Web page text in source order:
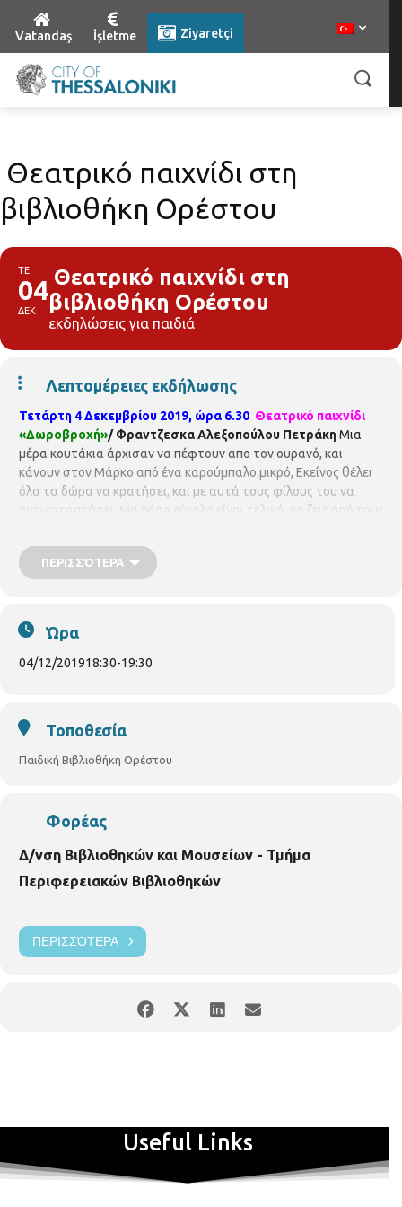
Vatandaş İşletme Ziyaretçi
Θεατρικό παιχνίδι στη
βιβλιοθήκη Ορέστου
ΤΕ
04
ΔΕΚ
Θεατρικό παιχνίδι στη
βιβλιοθήκη Ορέστου
εκδηλώσεις για παιδιά
Λεπτομέρειες εκδήλωσης
Τετάρτη 4 Δεκεμβρίου 2019, ώρα 6.30 Θεατρικό παιχνίδι
«Δωροβροχή»/ Φραντζεσκα Αλεξοπούλου ΠετράκηΜια
μέρα κουτάκια άρχισαν να πέφτουν απο τον ουρανό, και
κάνουν στον Μάρκο από ένα καρούμπαλο μικρό, Εκείνος θέλει
όλα τα δώρα να κρατήσει, και με αυτά τους φίλους του να
αντικαταστήσει. Μα πόσο εύκολο είναι τελικά, να ζεις από τους
παραμύθι για την φιλία, να παίξουμε όλοι μαζί και να
παραγγείλουμε στον βοηθό του Άγιου Βασίλη τα δώρα μας!
Χαρά Τσουβαλά και Μαρία Τωμαζινάκη.
ετών. Με προεγγραφή
ΠΕΡΙΣΣΌΤΕΡΑ
Ώρα
04/12/201918:30-19:30
Τοποθεσία
Παιδική Βιβλιοθήκη Ορέστου
Φορέας
Δ/νση Βιβλιοθηκών και Μουσείων - Τμήμα
Περιφερειακών Βιβλιοθηκών
ΠΕΡΙΣΣΌΤΕΡΑ
Useful Links